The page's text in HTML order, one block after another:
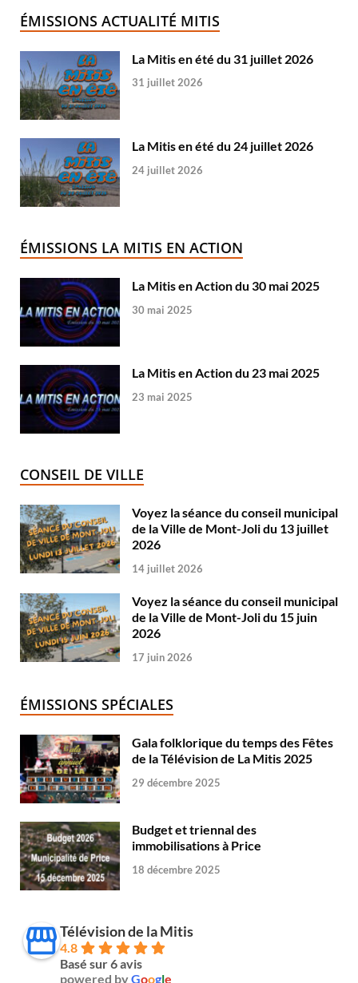
ÉMISSIONS ACTUALITÉ MITIS
La Mitis en été du 31 juillet 2026
31 juillet 2026
La Mitis en été du 24 juillet 2026
24 juillet 2026
ÉMISSIONS LA MITIS EN ACTION
La Mitis en Action du 30 mai 2025
30 mai 2025
La Mitis en Action du 23 mai 2025
23 mai 2025
CONSEIL DE VILLE
Voyez la séance du conseil municipal
de la Ville de Mont-Joli du 13 juillet
2026
14 juillet 2026
Voyez la séance du conseil municipal
de la Ville de Mont-Joli du 15 juin
2026
17 juin 2026
ÉMISSIONS SPÉCIALES
Gala folklorique du temps des Fêtes
de la Télévision de La Mitis 2025
29 décembre 2025
Budget et triennal des
immobilisations à Price
18 décembre 2025
Télévision de la Mitis
4.8
Basé sur 6 avis
powered byGoogle